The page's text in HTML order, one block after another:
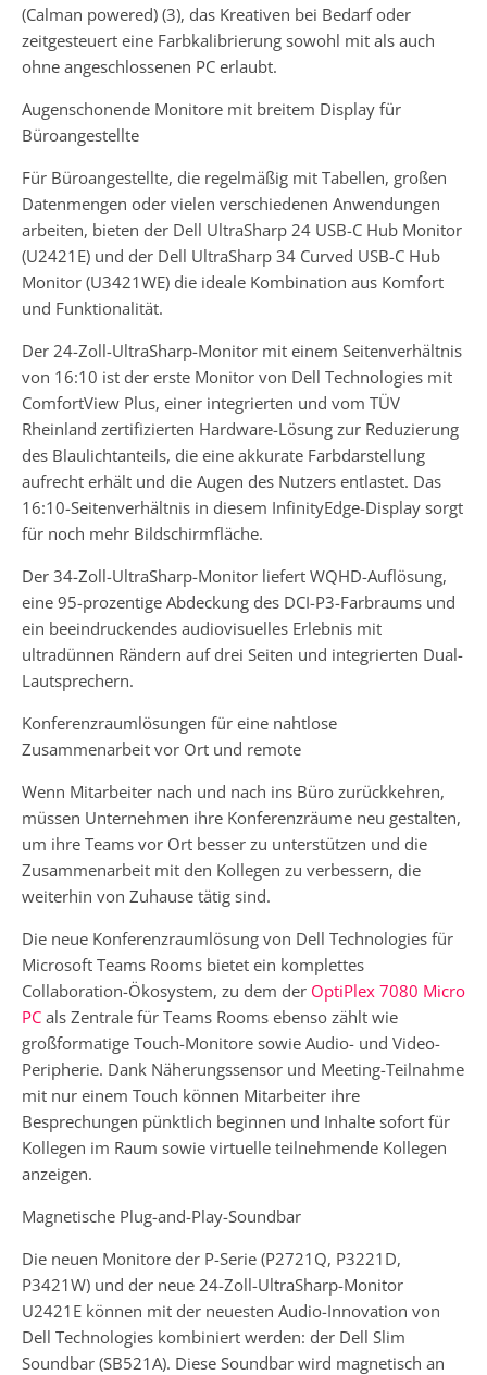
(Calman powered) (3), das Kreativen bei Bedarf oder
zeitgesteuert eine Farbkalibrierung sowohl mit als auch
ohne angeschlossenen PC erlaubt.
Augenschonende Monitore mit breitem Display für
Büroangestellte
Für Büroangestellte, die regelmäßig mit Tabellen, großen
Datenmengen oder vielen verschiedenen Anwendungen
arbeiten, bieten der Dell UltraSharp 24 USB-C Hub Monitor
(U2421E) und der Dell UltraSharp 34 Curved USB-C Hub
Monitor (U3421WE) die ideale Kombination aus Komfort
und Funktionalität.
Der 24-Zoll-UltraSharp-Monitor mit einem Seitenverhältnis
von 16:10 ist der erste Monitor von Dell Technologies mit
ComfortView Plus, einer integrierten und vom TÜV
Rheinland zertifizierten Hardware-Lösung zur Reduzierung
des Blaulichtanteils, die eine akkurate Farbdarstellung
aufrecht erhält und die Augen des Nutzers entlastet. Das
16:10-Seitenverhältnis in diesem InfinityEdge-Display sorgt
für noch mehr Bildschirmfläche.
Der 34-Zoll-UltraSharp-Monitor liefert WQHD-Auflösung,
eine 95-prozentige Abdeckung des DCI-P3-Farbraums und
ein beeindruckendes audiovisuelles Erlebnis mit
ultradünnen Rändern auf drei Seiten und integrierten Dual-
Lautsprechern.
Konferenzraumlösungen für eine nahtlose
Zusammenarbeit vor Ort und remote
Wenn Mitarbeiter nach und nach ins Büro zurückkehren,
müssen Unternehmen ihre Konferenzräume neu gestalten,
um ihre Teams vor Ort besser zu unterstützen und die
Zusammenarbeit mit den Kollegen zu verbessern, die
weiterhin von Zuhause tätig sind.
Die neue Konferenzraumlösung von Dell Technologies für
Microsoft Teams Rooms bietet ein komplettes
Collaboration-Ökosystem, zu dem der OptiPlex 7080 Micro
PC als Zentrale für Teams Rooms ebenso zählt wie
großformatige Touch-Monitore sowie Audio- und Video-
Peripherie. Dank Näherungssensor und Meeting-Teilnahme
mit nur einem Touch können Mitarbeiter ihre
Besprechungen pünktlich beginnen und Inhalte sofort für
Kollegen im Raum sowie virtuelle teilnehmende Kollegen
anzeigen.
Magnetische Plug-and-Play-Soundbar
Die neuen Monitore der P-Serie (P2721Q, P3221D,
P3421W) und der neue 24-Zoll-UltraSharp-Monitor
U2421E können mit der neuesten Audio-Innovation von
Dell Technologies kombiniert werden: der Dell Slim
Soundbar (SB521A). Diese Soundbar wird magnetisch an